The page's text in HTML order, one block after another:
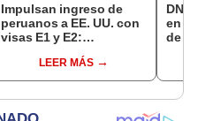
Impulsan ingreso de
peruanos a EE. UU. con
visas E1 y E2:
pymes serían los más
beneficiados
LEER MÁS
DNI
en
de